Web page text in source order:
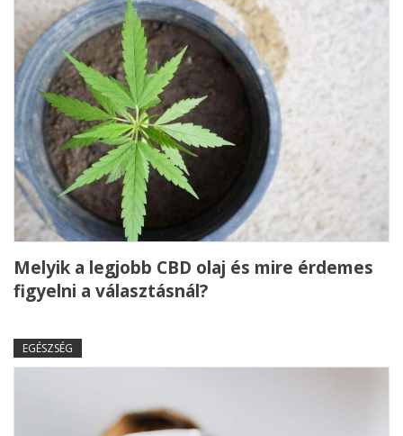
Melyik a legjobb CBD olaj és mire érdemes
figyelni a választásnál?
EGÉSZSÉG